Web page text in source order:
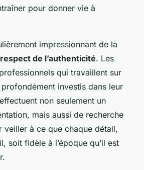
pour donner vie à
impressionnant de la
respect de l’authenticité. Les
qui travaillent sur
investis dans leur
non seulement un
mais aussi de recherche
à ce que chaque détail,
soit fidèle à l’époque qu’il est